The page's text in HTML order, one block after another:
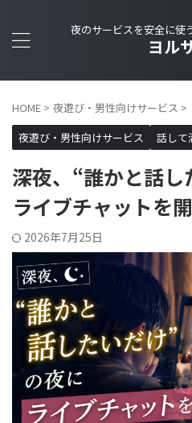
夜のサービスを安全に使
ヨル
HOME > 夜遊び・男性向けサービス >
夜遊び・男性向けサービス
話して
深夜、“誰かと話
ライブチャットを
2026年7月25日